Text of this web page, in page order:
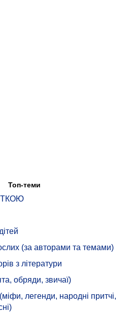
Топ-теми
(за авторами та темами)
з літератури
обряди, звичаї)
легенди, народні притчі,